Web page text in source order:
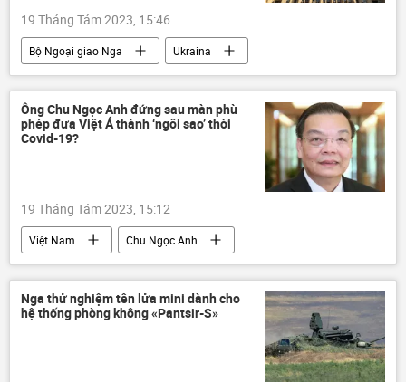
19 Tháng Tám 2023, 15:46
Bộ Ngoại giao Nga
Ukraina
Cuộc khủng hoảng ở Ukraina
Thế giới
Maria Zakharova
Chính trị MI-6
Ông Chu Ngọc Anh đứng sau màn phù
phép đưa Việt Á thành ‘ngôi sao’ thời
Covid-19?
19 Tháng Tám 2023, 15:12
Việt Nam
Chu Ngọc Anh
Công ty Việt Á
vụ Việt Á
Nga thử nghiệm tên lửa mini dành cho
hệ thống phòng không «Pantsir-S»